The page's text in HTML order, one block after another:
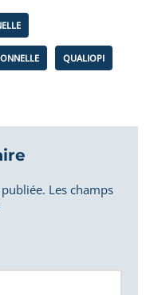
QUALIOPI
Les champs